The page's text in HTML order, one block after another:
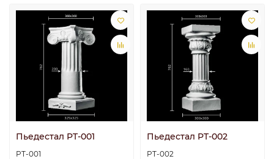
Пьедестал PT-001
PT-001
Пьедестал PT-002
PT-002